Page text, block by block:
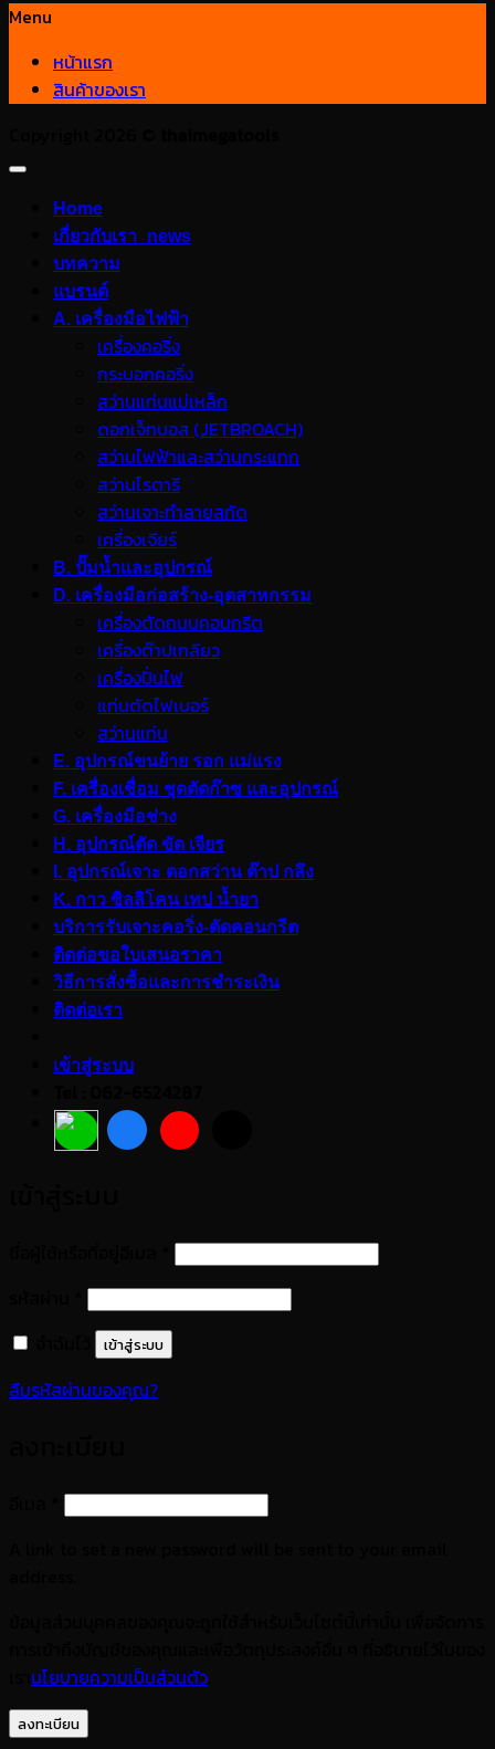
Menu
หน้าแรก
สินค้าของเรา
Home
เกี่ยวกับเรา_news
บทความ
แบรนด์
A. เครื่องมือไฟฟ้า
เครื่องคอริ่ง
กระบอกคอริ่ง
สว่านแท่นแม่เหล็ก
ดอกเจ็ทบอส (JETBROACH)
สว่านไฟฟ้าและสว่านกระแทก
สว่านโรตารี
สว่านเจาะทำลายสกัด
เครื่องเจียร์
B. ปั๊มน้ำและอุปกรณ์
D. เครื่องมือก่อสร้าง-อุตสาหกรรม
เครื่องตัดถนนคอนกรีต
เครื่องต๊าปเกลียว
เครื่องปั่นไฟ
แท่นตัดไฟเบอร์
สว่านแท่น
E. อุปกรณ์ขนย้าย รอก แม่แรง
F. เครื่องเชื่อม ชุดตัดก๊าซ และอุปกรณ์
G. เครื่องมือช่าง
H. อุปกรณ์ตัด ขัด เจียร
I. อุปกรณ์เจาะ ดอกสว่าน ต๊าป กลึง
K. กาว ซิลลิโคน เทป น้ำยา
บริการรับเจาะคอริ่ง-ตัดคอนกรีต
ติดต่อขอใบเสนอราคา
วิธีการสั่งซื้อและการชำระเงิน
ติดต่อเรา
เข้าสู่ระบบ
ต้องการ
ต้องการ
เข้าสู่ระบบ
ลืมรหัสผ่านของคุณ?
ต้องการ
นโยบายความเป็นส่วนตัว
ลงทะเบียน